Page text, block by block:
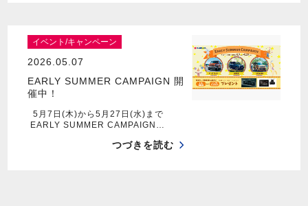
イベント/キャンペーン
2026.05.07
EARLY SUMMER CAMPAIGN 開
催中！
5月7日(木)から5月27日(水)まで
EARLY SUMMER CAMPAIGN…
つづきを読む